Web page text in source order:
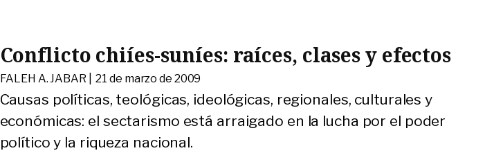
Conflicto chiíes-suníes: raíces, clases y efectos
FALEH A. JABAR |21 de marzo de 2009
Causas políticas, teológicas, ideológicas, regionales, culturales y
económicas: el sectarismo está arraigado en la lucha por el poder
político y la riqueza nacional.